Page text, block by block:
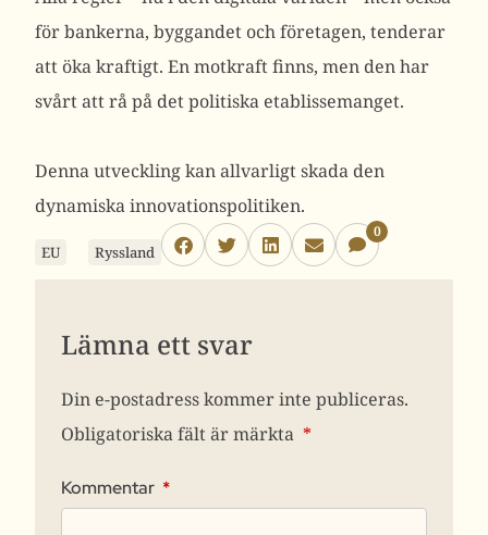
för bankerna, byggandet och företagen, tenderar
att öka kraftigt. En motkraft finns, men den har
svårt att rå på det politiska etablissemanget.
Denna utveckling kan allvarligt skada den
dynamiska innovationspolitiken.
EU Ryssland
0
Lämna ett svar
Din e-postadress kommer inte publiceras.
Obligatoriska fält är märkta *
Kommentar *